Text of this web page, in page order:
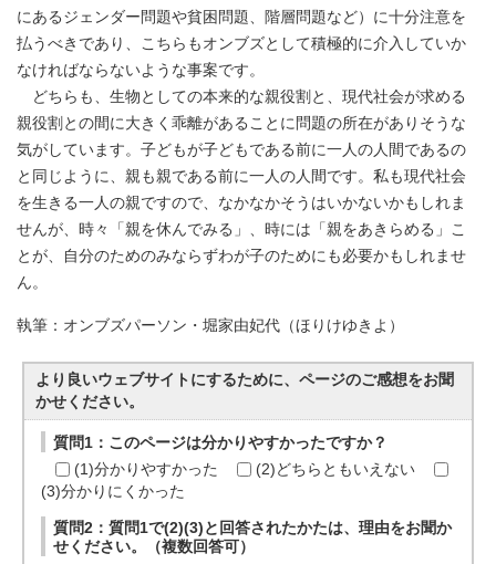
にあるジェンダー問題や貧困問題、階層問題など）に十分注意を
払うべきであり、こちらもオンブズとして積極的に介入していか
なければならないような事案です。
どちらも、生物としての本来的な親役割と、現代社会が求める
親役割との間に大きく乖離があることに問題の所在がありそうな
気がしています。子どもが子どもである前に一人の人間であるの
と同じように、親も親である前に一人の人間です。私も現代社会
を生きる一人の親ですので、なかなかそうはいかないかもしれま
せんが、時々「親を休んでみる」、時には「親をあきらめる」こ
とが、自分のためのみならずわが子のためにも必要かもしれませ
ん。
執筆：オンブズパーソン・堀家由妃代（ほりけゆきよ）
より良いウェブサイトにするために、ページのご感想をお聞
かせください。
質問1：このページは分かりやすかったですか？
(1)分かりやすかった
(2)どちらともいえない
(3)分かりにくかった
質問2：質問1で(2)(3)と回答されたかたは、理由をお聞か
せください。（複数回答可）